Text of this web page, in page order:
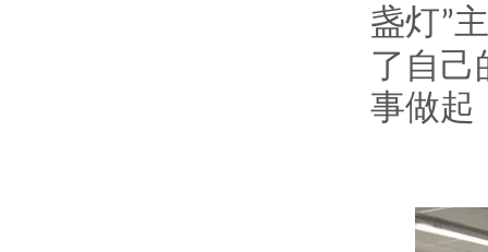
盏灯”
了自己
事做起